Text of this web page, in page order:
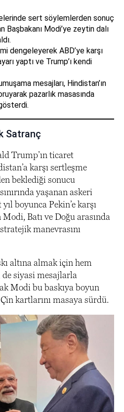
sert söylemlerden sonuç
Başbakanı Modi’ye zeytin dalı
dengeleyerek ABD’ye karşı
yaptı ve Trump’ı kendi
mesajları, Hindistan’ın
pazarlık masasında
Satranç
Trump’ın ticaret
karşı sertleşme
beklediği sonucu
yaşanan askeri
boyunca Pekin’e karşı
Batı ve Doğu arasında
manevrasını
altına almak için hem
siyasi mesajlarla
Modi bu baskıya boyun
kartlarını masaya sürdü.